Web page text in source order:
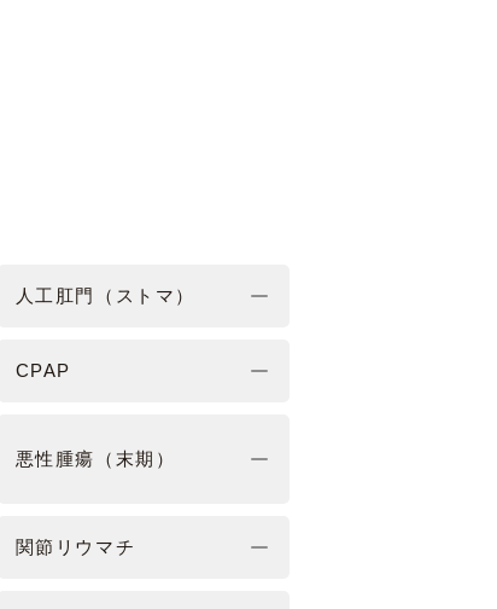
人工肛門（ストマ）
CPAP
悪性腫瘍（末期）
関節リウマチ